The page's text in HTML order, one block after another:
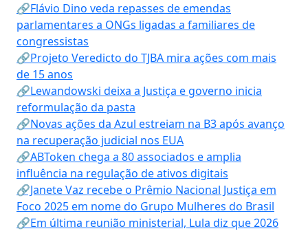
🔗Flávio Dino veda repasses de emendas
parlamentares a ONGs ligadas a familiares de
congressistas
🔗Projeto Veredicto do TJBA mira ações com mais
de 15 anos
🔗Lewandowski deixa a Justiça e governo inicia
reformulação da pasta
🔗Novas ações da Azul estreiam na B3 após avanço
na recuperação judicial nos EUA
🔗ABToken chega a 80 associados e amplia
influência na regulação de ativos digitais
🔗Janete Vaz recebe o Prêmio Nacional Justiça em
Foco 2025 em nome do Grupo Mulheres do Brasil
🔗Em última reunião ministerial, Lula diz que 2026